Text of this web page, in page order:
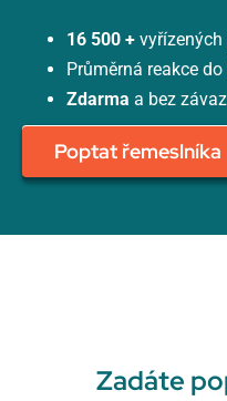
16 500 +
Průměrná reakce do
Zdarma a bez
Poptat řemeslníka
Zadáte